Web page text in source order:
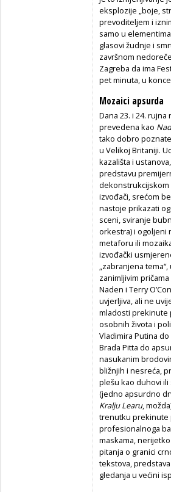
eksplozije „boje,
prevoditeljem i
samo u
glasovi žudnje i
završnom
Zagreba da ima
pet minuta, u
Mozaici apsurda
Dana 23. i 24.
prevedena kao
tako dobro
u Velikoj Britaniji.
kazališta i
predstavu
dekonstrukcijskom
izvođači, srećom
nastoje prikazati
sceni, sviranje
orkestra) i ogoljeni
metaforu ili
izvođački
„zabranjena
zanimljivim
Naden i Terry
uvjerljiva, ali ne
mladosti prekinute
osobnih života i
Vladimira Putina
Brada Pitta do
nasukanim
bližnjih i nesreća,
plešu kao duhovi
(jedno apsurdno
Kralju Learu,
trenutku prekinute
profesionalnoga
maskama,
pitanja o granici
tekstova,
gledanja u većini